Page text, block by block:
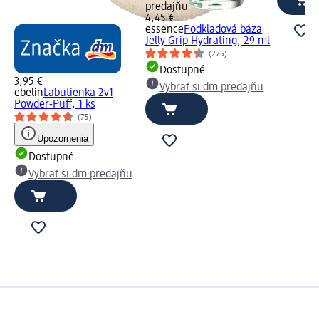
3,95 €
ebelinLabutienka 2v1
Powder-Puff, 1 ks
(75)
Upozornenia
Dostupné
Vybrať si dm predajňu
predajňu
4,45 €
essencePodkladová báza
Jelly Grip Hydrating, 29 ml
(275)
Dostupné
Vybrať si dm predajňu